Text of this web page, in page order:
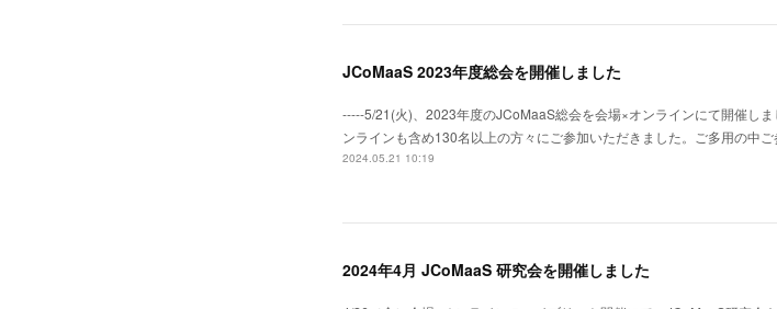
JCoMaaS 2023年度総会を開催しました
-----5/21(火)、2023年度のJCoMaaS総会を会場×オンラインにて開催し
ンラインも含め130名以上の方々にご参加いただきました。ご多用の中
2024.05.21 10:19
2024年4月 JCoMaaS 研究会を開催しました